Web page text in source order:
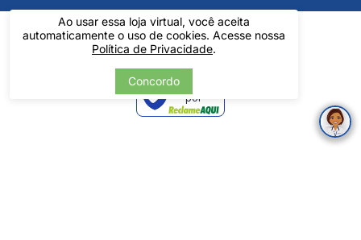
Ao usar essa loja virtual, você aceita
automaticamente o uso de cookies. Acesse nossa
Política de Privacidade.
ConcordoVerificada
por